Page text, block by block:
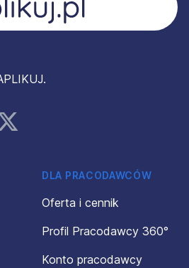
DLA PRACODAWCÓW
Oferta i cennik
Profil Pracodawcy 360°
Konto pracodawcy